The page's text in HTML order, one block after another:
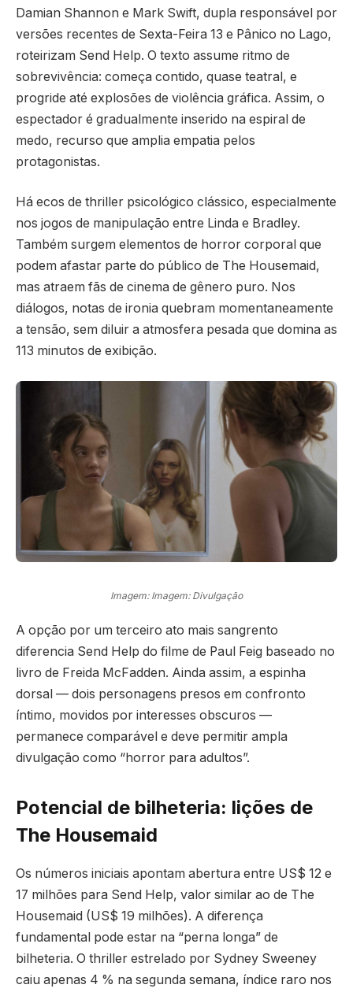
Damian Shannon e Mark Swift, dupla responsável por
versões recentes de Sexta-Feira 13 e Pânico no Lago,
roteirizam Send Help. O texto assume ritmo de
sobrevivência: começa contido, quase teatral, e
progride até explosões de violência gráfica. Assim, o
espectador é gradualmente inserido na espiral de
medo, recurso que amplia empatia pelos
protagonistas.
Há ecos de thriller psicológico clássico, especialmente
nos jogos de manipulação entre Linda e Bradley.
Também surgem elementos de horror corporal que
podem afastar parte do público de The Housemaid,
mas atraem fãs de cinema de gênero puro. Nos
diálogos, notas de ironia quebram momentaneamente
a tensão, sem diluir a atmosfera pesada que domina as
113 minutos de exibição.
Imagem: Imagem: Divulgação
A opção por um terceiro ato mais sangrento
diferencia Send Help do filme de Paul Feig baseado no
livro de Freida McFadden. Ainda assim, a espinha
dorsal — dois personagens presos em confronto
íntimo, movidos por interesses obscuros —
permanece comparável e deve permitir ampla
divulgação como “horror para adultos”.
Potencial de bilheteria: lições de
The Housemaid
Os números iniciais apontam abertura entre US$ 12 e
17 milhões para Send Help, valor similar ao de The
Housemaid (US$ 19 milhões). A diferença
fundamental pode estar na “perna longa” de
bilheteria. O thriller estrelado por Sydney Sweeney
caiu apenas 4 % na segunda semana, índice raro nos